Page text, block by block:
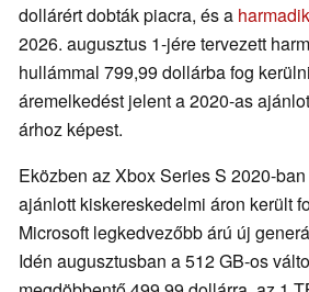
dollárért dobták piacra, és a
2026. augusztus 1-jére tervezett
hullámmal 799,99 dollárba fog
áremelkedést jelent a 2020-as
árhoz képest.
Eközben az Xbox Series S 2020-
ajánlott kiskereskedelmi áron került
Microsoft legkedvezőbb árú új
Idén augusztusban a 512 GB-os